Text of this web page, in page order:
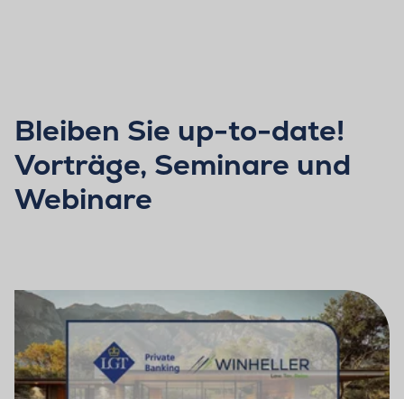
Bleiben Sie up-to-date!
Vorträge, Seminare und
Webinare